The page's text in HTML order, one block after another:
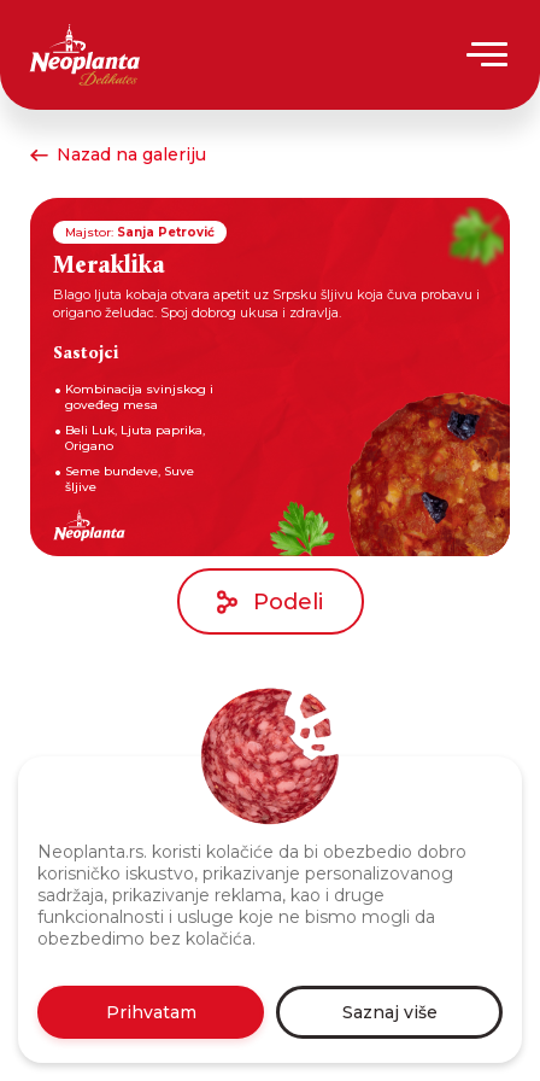
Neoplanta.rs. koristi kolačiće da bi obezbedio dobro
korisničko iskustvo, prikazivanje personalizovanog
sadržaja, prikazivanje reklama, kao i druge
funkcionalnosti i usluge koje ne bismo mogli da
obezbedimo bez kolačića.
Prihvatam Saznaj više
Nazad na galeriju
Majstor: Sanja Petrović
Meraklika
Blago ljuta kobaja otvara apetit uz Srpsku šljivu koja čuva probavu i
origano želudac. Spoj dobrog ukusa i zdravlja.
Sastojci
Kombinacija svinjskog i
goveđeg mesa
Beli Luk, Ljuta paprika,
Origano
Seme bundeve, Suve
šljive
Podeli
Politika privatnosti